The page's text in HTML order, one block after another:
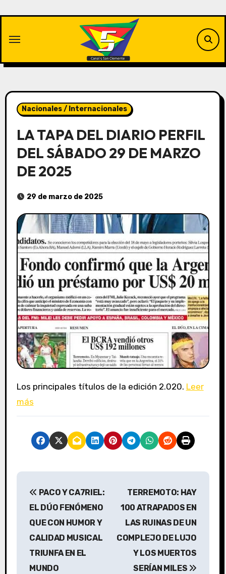
contenido
Nacionales / Internacionales
LA TAPA DEL DIARIO PERFIL
DEL SÁBADO 29 DE MARZO
DE 2025
29 de marzo de 2025
Los principales títulos de la edición 2.020. Leer
más
N
PACO Y CA7RIEL:
EL DÚO FENÓMENO
QUE CON HUMOR Y
CALIDAD MUSICAL
TRIUNFA EN EL
MUNDO
TERREMOTO: HAY
100 ATRAPADOS EN
LAS RUINAS DE UN
COMPLEJO DE LUJO
Y LOS MUERTOS
SERÍAN MILES